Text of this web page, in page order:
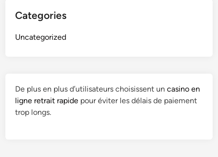
Categories
Uncategorized
De plus en plus d’utilisateurs choisissent uncasino en
ligne retrait rapide pour éviter les délais de paiement
trop longs.